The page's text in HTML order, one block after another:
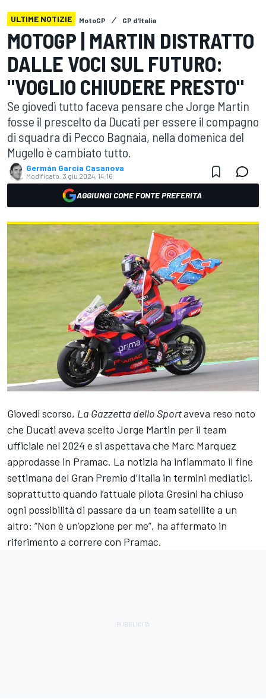
ULTIME NOTIZIE MotoGP GP d'Italia
MOTOGP | MARTIN DISTRATTO
DALLE VOCI SUL FUTURO:
"VOGLIO CHIUDERE PRESTO"
Se giovedì tutto faceva pensare che Jorge Martin
fosse il prescelto da Ducati per essere il compagno
di squadra di Pecco Bagnaia, nella domenica del
Mugello è cambiato tutto.
Germán Garcia Casanova
Modificato: 3 giu 2024, 14:16
AGGIUNGI COME FONTE PREFERITA
Giovedì scorso, La Gazzetta dello Sportaveva reso noto
che Ducati aveva scelto Jorge Martin per il team
ufficiale nel 2024 e si aspettava che Marc Marquez
approdasse in Pramac. La notizia ha infiammato il fine
settimana del Gran Premio d’Italia in termini mediatici,
soprattutto quando l’attuale pilota Gresini ha chiuso
ogni possibilità di passare da un team satellite a un
altro: “Non è un’opzione per me”, ha affermato in
riferimento a correre con Pramac.